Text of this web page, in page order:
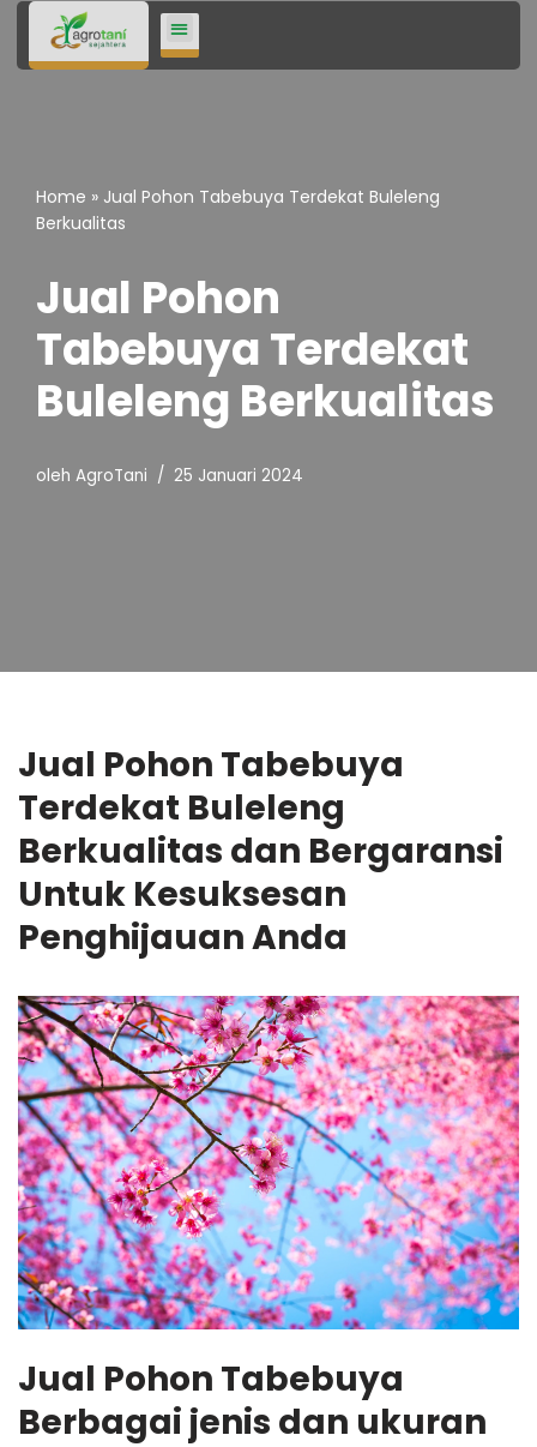
Lompat
Home » Jual Pohon Tabebuya Terdekat Buleleng
Berkualitas
Jual Pohon
Tabebuya Terdekat
Buleleng Berkualitas
oleh AgroTani 25 Januari 2024
Jual Pohon Tabebuya
Terdekat Buleleng
Berkualitas dan Bergaransi
Untuk Kesuksesan
Penghijauan Anda
Jual Pohon Tabebuya
Berbagai jenis dan ukuran